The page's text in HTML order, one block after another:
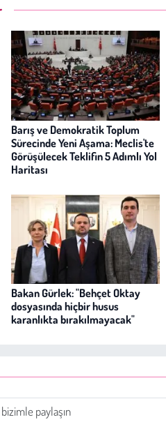
Barış ve Demokratik Toplum
Sürecinde Yeni Aşama: Meclis'te
Görüşülecek Teklifin 5 Adımlı Yol
Haritası
Bakan Gürlek: "Behçet Oktay
dosyasında hiçbir husus
karanlıkta bırakılmayacak"